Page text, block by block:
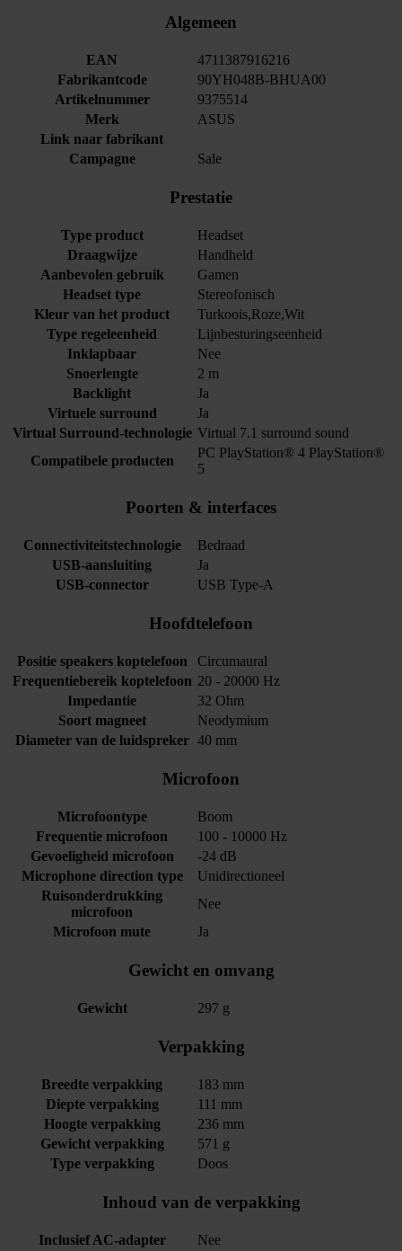
Algemeen
EAN
4711387916216
Fabrikantcode
90YH048B-BHUA00
Artikelnummer
9375514
Merk
ASUS
Link naar fabrikant
Campagne
Sale
Prestatie
Type product
Headset
Draagwijze
Handheld
Aanbevolen gebruik
Gamen
Headset type
Stereofonisch
Kleur van het product
Turkoois,Roze,Wit
Type regeleenheid
Lijnbesturingseenheid
Inklapbaar
Nee
Snoerlengte
2 m
Backlight
Ja
Virtuele surround
Ja
Virtual Surround-technologie Virtual 7.1 surround sound
Compatibele producten
PC PlayStation® 4 PlayStation®
5
Poorten & interfaces
Connectiviteitstechnologie
Bedraad
USB-aansluiting
Ja
USB-connector
USB Type-A
Hoofdtelefoon
Positie speakers koptelefoon
Circumaural
Frequentiebereik koptelefoon 20 - 20000 Hz
Impedantie
32 Ohm
Soort magneet
Neodymium
Diameter van de luidspreker 40 mm
Microfoon
Microfoontype
Boom
Frequentie microfoon
100 - 10000 Hz
Gevoeligheid microfoon
-24 dB
Microphone direction type
Unidirectioneel
Ruisonderdrukking
microfoon
Nee
Microfoon mute
Ja
Gewicht en omvang
Gewicht 297 g
Verpakking
Breedte verpakking
183 mm
Diepte verpakking
111 mm
Hoogte verpakking
236 mm
Gewicht verpakking
571 g
Type verpakking
Doos
Inhoud van de verpakking
Inclusief AC-adapter
Nee